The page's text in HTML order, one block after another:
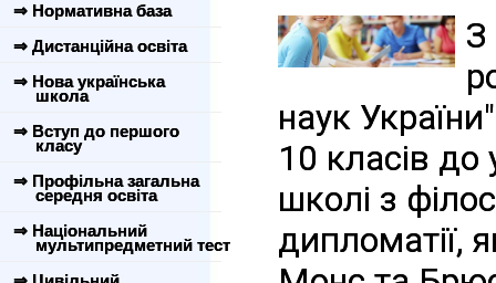
⇒ Нормативна база
⇒ Дистанційна освіта
⇒ Нова українська
школа
⇒ Вступ до першого
класу
⇒ Профільна загальна
середня освіта
⇒ Національний
мультипредметний тест
З
наук
10 класів до
школі з
дипломатії,